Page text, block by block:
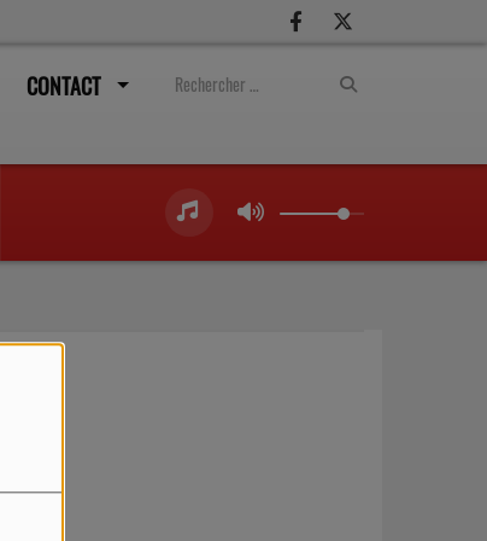
CONTACT